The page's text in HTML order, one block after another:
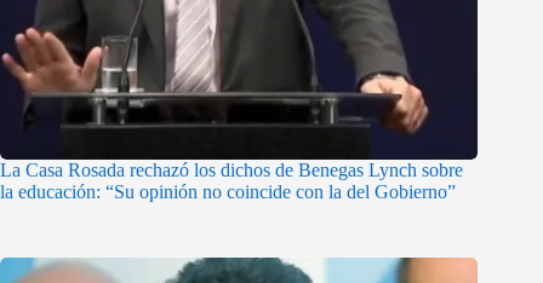
La Casa Rosada rechazó los dichos de Benegas Lynch sobre
la educación: “Su opinión no coincide con la del Gobierno”